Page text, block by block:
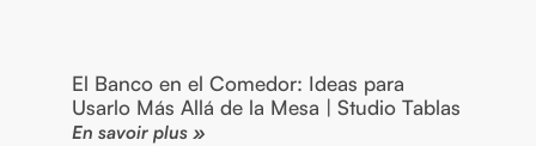
El Banco en el Comedor: Ideas para
Usarlo Más Allá de la Mesa | Studio Tablas
En savoir plus »